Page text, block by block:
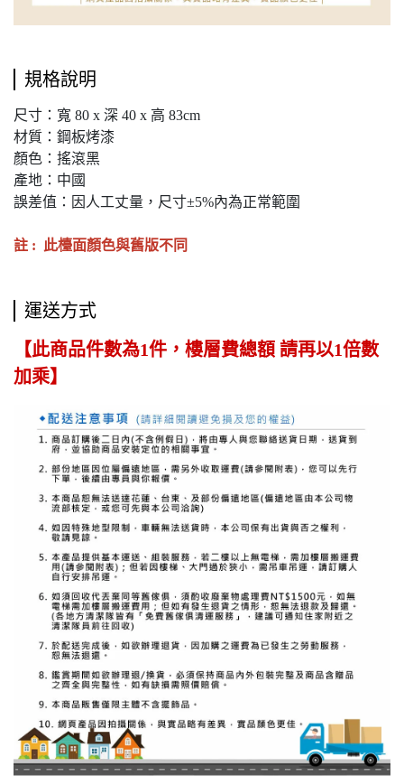
規格說明
尺寸：寬 80 x 深 40 x 高 83cm
材質：鋼板烤漆
顏色：搖滾黑
產地：中國
誤差值：因人工丈量，尺寸±5%內為正常範圍
註 : 此檯面顏色與舊版不同
運送方式
【此商品件數為1件，樓層費總額 請再以1倍數
加乘】